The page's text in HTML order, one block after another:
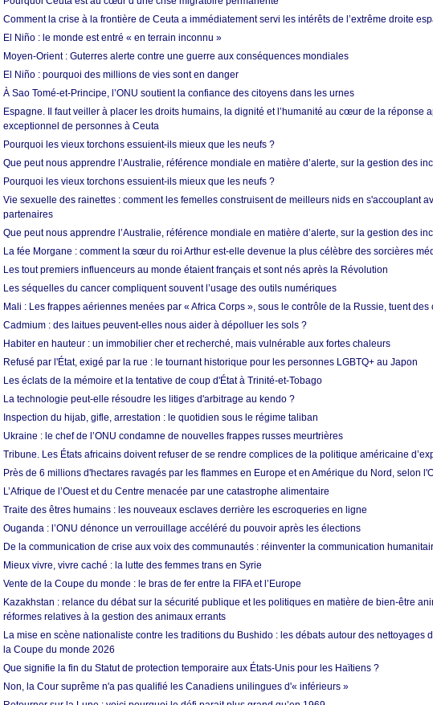
Comment la crise à la frontière de Ceuta a immédiatement servi les intérêts de l’extrême droite
El Niño : le monde est entré « en terrain inconnu »
Moyen-Orient : Guterres alerte contre une guerre aux conséquences mondiales
El Niño : pourquoi des millions de vies sont en danger
À Sao Tomé-et-Principe, l’ONU soutient la confiance des citoyens dans les urnes
Espagne. Il faut veiller à placer les droits humains, la dignité et l’humanité au cœur de la réponse
exceptionnel de personnes à Ceuta
Pourquoi les vieux torchons essuient-ils mieux que les neufs ?
Que peut nous apprendre l’Australie, référence mondiale en matière d’alerte, sur la gestion des
Pourquoi les vieux torchons essuient-ils mieux que les neufs ?
Vie sexuelle des rainettes : comment les femelles construisent de meilleurs nids en s'accouplant
partenaires
Que peut nous apprendre l’Australie, référence mondiale en matière d’alerte, sur la gestion des
La fée Morgane : comment la sœur du roi Arthur est-elle devenue la plus célèbre des sorcières
Les tout premiers influenceurs au monde étaient français et sont nés après la Révolution
Les séquelles du cancer compliquent souvent l’usage des outils numériques
Mali : Les frappes aériennes menées par « Africa Corps », sous le contrôle de la Russie, tuent des
Cadmium : des laitues peuvent-elles nous aider à dépolluer les sols ?
Habiter en hauteur : un immobilier cher et recherché, mais vulnérable aux fortes chaleurs
Refusé par l'État, exigé par la rue : le tournant historique pour les personnes LGBTQ+ au Japon
Les éclats de la mémoire et la tentative de coup d'État à Trinité-et-Tobago
La technologie peut-elle résoudre les litiges d'arbitrage au kendo ?
Inspection du hijab, gifle, arrestation : le quotidien sous le régime taliban
Ukraine : le chef de l’ONU condamne de nouvelles frappes russes meurtrières
Tribune. Les États africains doivent refuser de se rendre complices de la politique américaine
Près de 6 millions d'hectares ravagés par les flammes en Europe et en Amérique du Nord, selon
L’Afrique de l’Ouest et du Centre menacée par une catastrophe alimentaire
Traite des êtres humains : les nouveaux esclaves derrière les escroqueries en ligne
Ouganda : l’ONU dénonce un verrouillage accéléré du pouvoir après les élections
De la communication de crise aux voix des communautés : réinventer la communication
Mieux vivre, vivre caché : la lutte des femmes trans en Syrie
Vente de la Coupe du monde : le bras de fer entre la FIFA et l’Europe
Kazakhstan : relance du débat sur la sécurité publique et les politiques en matière de bien-être
réformes relatives à la gestion des animaux errants
La mise en scène nationaliste contre les traditions du Bushido : les débats autour des nettoyages
la Coupe du monde 2026
Que signifie la fin du Statut de protection temporaire aux États-Unis pour les Haïtiens ?
Non, la Cour suprême n'a pas qualifié les Canadiens unilingues d'« inférieurs »